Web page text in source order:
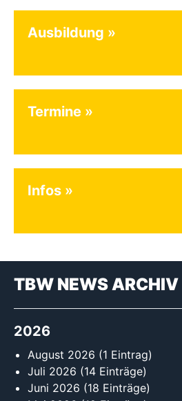
Ausbildung
Termine
Infos
TBW NEWS ARCHIV
2026
August 2026 (1 Eintrag)
Juli 2026 (14 Einträge)
Juni 2026 (18 Einträge)